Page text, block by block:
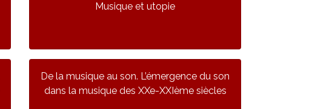
Musique et utopie
De la musique au son. L’émergence du son
dans la musique des XXe-XXIème siècles